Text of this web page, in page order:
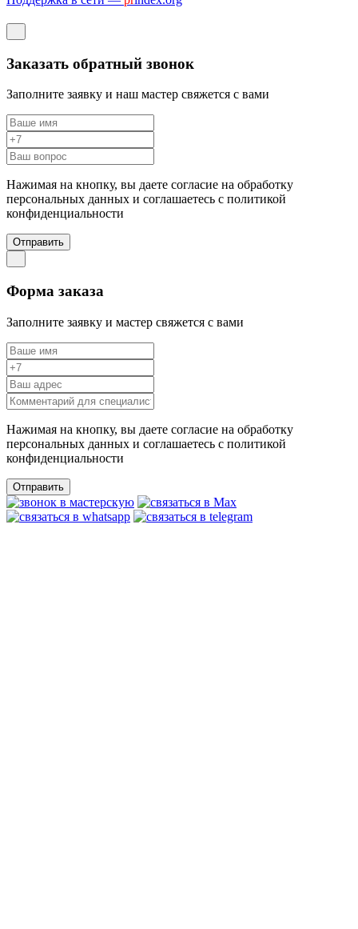
Заказать обратный звонок
Заполните заявку и наш мастер свяжется с вами
Нажимая на кнопку, вы даете согласие на обработку
персональных данных и соглашаетесь c политикой
конфиденциальности
Отправить
Форма заказа
Заполните заявку и мастер свяжется с вами
Нажимая на кнопку, вы даете согласие на обработку
персональных данных и соглашаетесь c политикой
конфиденциальности
Отправить